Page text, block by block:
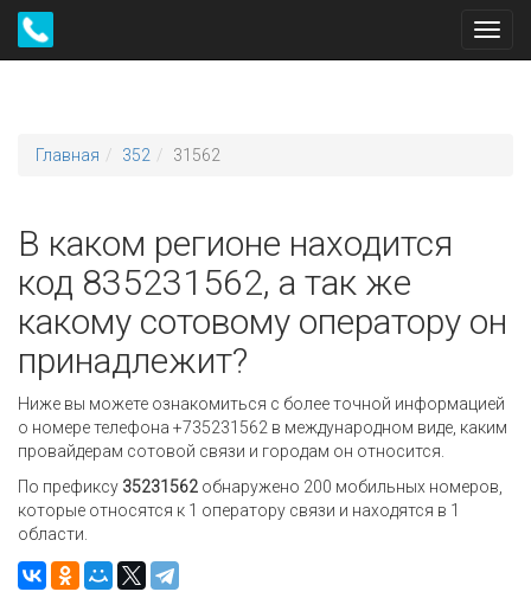
Главная 352 31562
В каком регионе находится
код 835231562, а так же
какому сотовому оператору он
принадлежит?
Ниже вы можете ознакомиться с более точной информацией
о номере телефона +735231562 в международном виде, каким
провайдерам сотовой связи и городам он относится.
По префиксу 35231562 обнаружено 200 мобильных номеров,
которые относятся к 1 оператору связи и находятся в 1
области.